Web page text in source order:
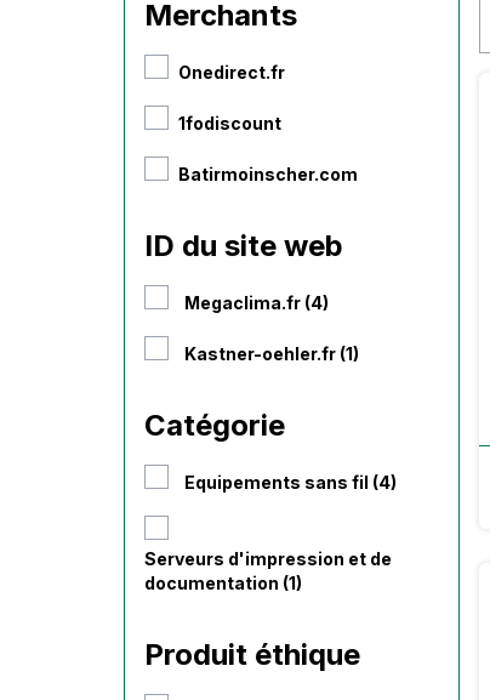
Merchants
Onedirect.fr
1fodiscount
Batirmoinscher.com
ID du site web
Megaclima.fr (4)
Kastner-oehler.fr (1)
Catégorie
Equipements sans fil (4)
Serveurs d'impression et de
documentation (1)
Produit éthique